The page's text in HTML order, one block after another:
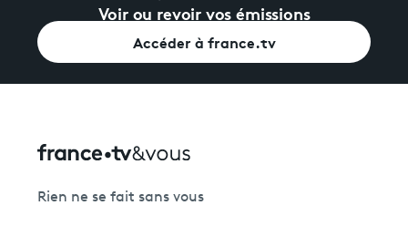
Voir ou revoir vos émissions
Accéder à france.tv
Rien ne se fait sans vous